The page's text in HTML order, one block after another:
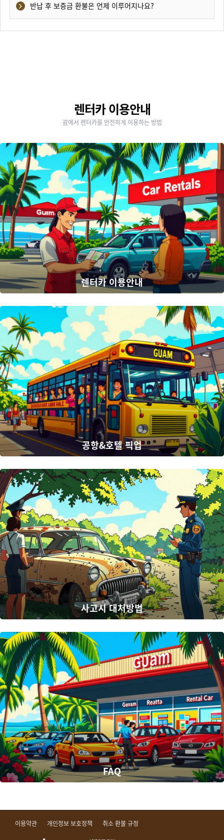
반납 후 보증금 환불은 언제 이루어지나요?
렌터카 이용안내
괌에서 렌터카를 안전하게 이용하는 방법
렌터카 이용안내
공항&호텔 픽업
사고시 대처방법
FAQ
이용약관 개인정보 보호정책 취소 환불 규정